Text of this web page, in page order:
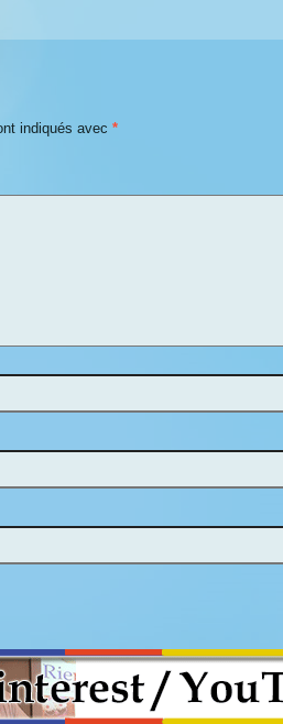
indiqués avec *